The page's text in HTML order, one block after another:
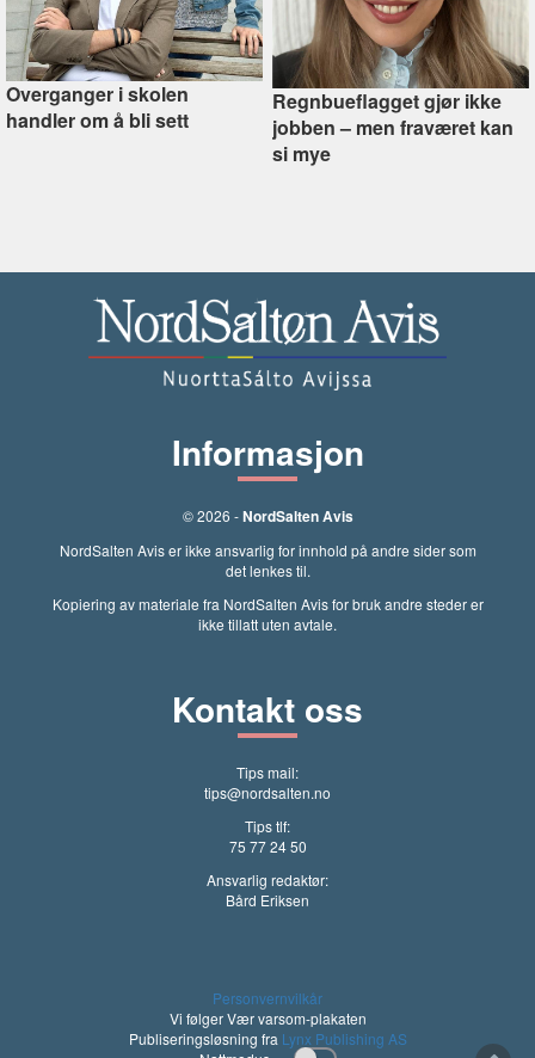
Overganger i skolen
handler om å bli sett
Regnbueflagget gjør ikke
jobben –⁠ men fraværet kan
si mye
Informasjon
© 2026 -NordSalten Avis
NordSalten Avis er ikke ansvarlig for innhold på andre sider som
det lenkes til.
Kopiering av materiale fra NordSalten Avis for bruk andre steder er
ikke tillatt uten avtale.
Kontakt oss
Tips mail:
tips@nordsalten.no
Tips tlf:
75 77 24 50
Ansvarlig redaktør:
Bård Eriksen
Personvernvilkår
Vi følger Vær varsom-plakaten
Publiseringsløsning fra Lynx Publishing AS